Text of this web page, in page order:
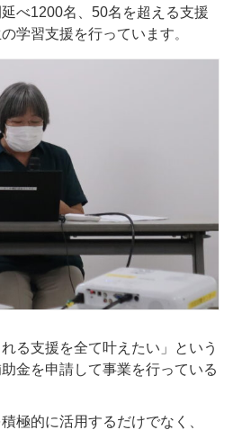
べ1200名、 50名を超える支援
学習支援を行っています。
る支援を全て叶えたい」という
金を申請して事業を行っている
極的に活用するだけでなく、